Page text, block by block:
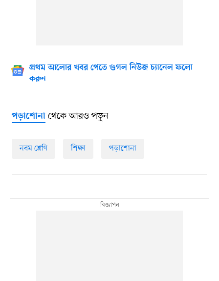
প্রথম আলোর খবর পেতে গুগল নিউজ চ্যানেল ফলো
করুন
পড়াশোনাথেকে আরও পড়ুন
নবম শ্রেণি শিক্ষা পড়াশোনা